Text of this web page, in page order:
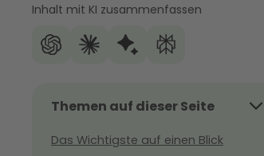
Inhalt mit KI zusammenfassen
Themen auf dieser Seite
Das Wichtigste auf einen Blick